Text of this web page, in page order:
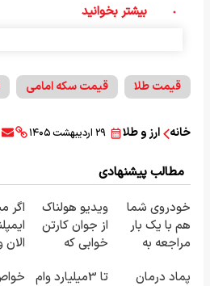
بیشتر بخوانید
قیمت طلا قیمت سکه امامی
خانه ارز و طلا ۲۹ اردیبهشت ۱۴۰۵
مطالب پیشنهادی
خودروی شما
هم با یک بار
مراجعه به
فروخته خواهد
ویدیو هولناک
از جوان کارتن
خوابی که
آموزش رایگان
اگر
پماد درمان
تا 3میلیارد وام